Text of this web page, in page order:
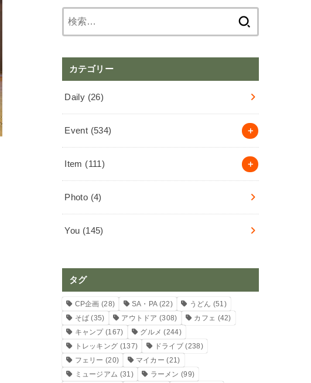
カテゴリー
Daily (26)
Event (534)
Item (111)
Photo (4)
You (145)
タグ
CP企画 (28) SA・PA(22) うどん (51)
そば (35) アウトドア (308) カフェ (42)
キャンプ(167) グルメ (244)
トレッキング (137) ドライブ (238)
フェリー (20) マイカー (21)
ミュージアム (31) ラーメン (99)